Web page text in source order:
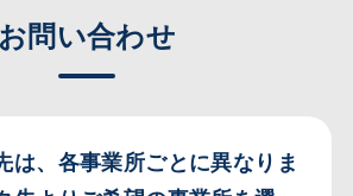
お問い合わせ
は、各事業所ごとに異なりま